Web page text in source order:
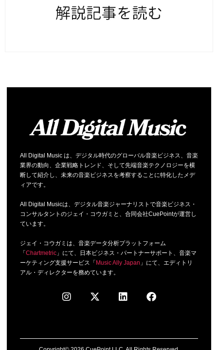
All Digital Music は、デジタル時代のグローバル音楽ビジネス、音楽
業界の動向、企業戦略トレンド、そして先端音楽テクノロジーを横
断して紹介し、未来の音楽ビジネスを考察することに特化したメデ
ィアです。
All Digital Musicは、デジタル音楽ジャーナリストで音楽ビジネス・
コンサルタントのジェイ・コウガミと、合同会社CuePointが運営し
ています。
ジェイ・コウガミは、音楽データ分析プラットフォーム
「 Chartmetric」にて、日本ビジネス・パートナーサポート、音楽マ
ーケティング支援サービス「 Music Ally Japan 」にて、エディトリ
アル・ディレクターを務めています。